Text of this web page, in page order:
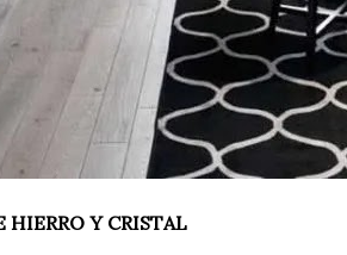
HIERRO Y CRISTAL